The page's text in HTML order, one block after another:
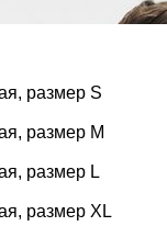
размер S
размер M
размер L
размер XL